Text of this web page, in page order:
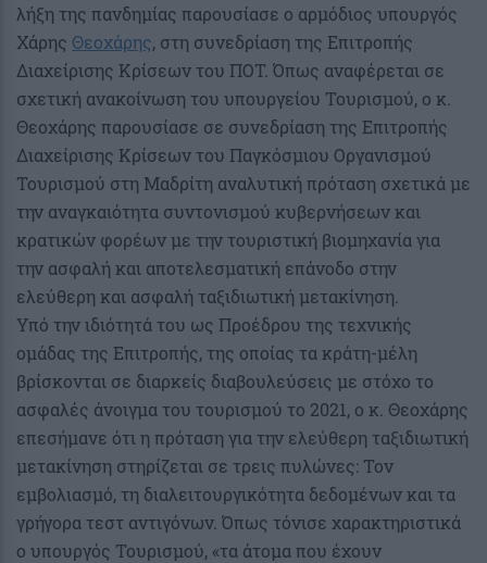
λήξη της πανδημίας παρουσίασε ο αρμόδιος υπουργός
Χάρης Θεοχάρης, στη συνεδρίαση της Επιτροπής
Διαχείρισης Κρίσεων του ΠΟΤ. Όπως αναφέρεται σε
σχετική ανακοίνωση του υπουργείου Τουρισμού, ο κ.
Θεοχάρης παρουσίασε σε συνεδρίαση της Επιτροπής
Διαχείρισης Κρίσεων του Παγκόσμιου Οργανισμού
Τουρισμού στη Μαδρίτη αναλυτική πρόταση σχετικά με
την αναγκαιότητα συντονισμού κυβερνήσεων και
κρατικών φορέων με την τουριστική βιομηχανία για
την ασφαλή και αποτελεσματική επάνοδο στην
ελεύθερη και ασφαλή ταξιδιωτική μετακίνηση.
Υπό την ιδιότητά του ως Προέδρου της τεχνικής
ομάδας της Επιτροπής, της οποίας τα κράτη-μέλη
βρίσκονται σε διαρκείς διαβουλεύσεις με στόχο το
ασφαλές άνοιγμα του τουρισμού το 2021, ο κ. Θεοχάρης
επεσήμανε ότι η πρόταση για την ελεύθερη ταξιδιωτική
μετακίνηση στηρίζεται σε τρεις πυλώνες: Τον
εμβολιασμό, τη διαλειτουργικότητα δεδομένων και τα
γρήγορα τεστ αντιγόνων. Όπως τόνισε χαρακτηριστικά
ο υπουργός Τουρισμού, «τα άτομα που έχουν